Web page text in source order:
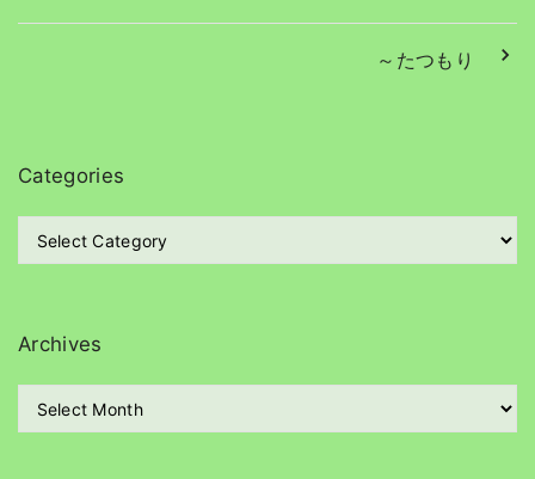
～たつもり
Categories
g
r
e
Archives
A